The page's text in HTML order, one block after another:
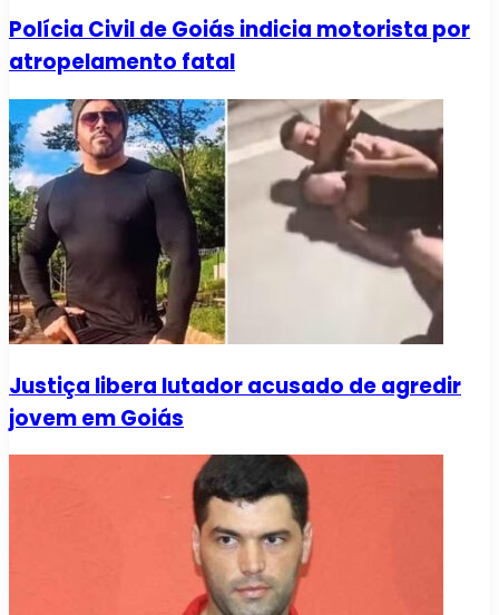
Polícia Civil de Goiás indicia motorista por
atropelamento fatal
Justiça libera lutador acusado de agredir
jovem em Goiás